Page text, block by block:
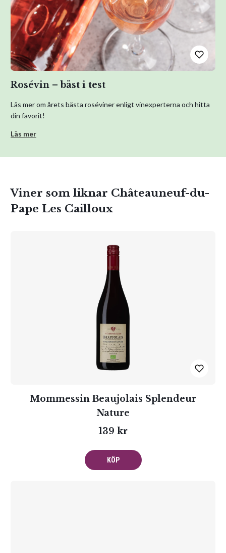
Rosévin – bäst i test
Läs mer om årets bästa roséviner enligt vinexperterna och hitta
din favorit!
Läs mer
Viner som liknar Châteauneuf-du-
Pape Les Cailloux
Mommessin Beaujolais Splendeur
Nature
139 kr
KÖP